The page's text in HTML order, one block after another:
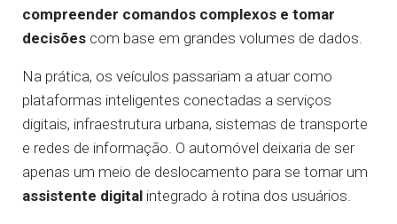
compreender comandos complexos e tomar
decisões com base em grandes volumes de dados.
Na prática, os veículos passariam a atuar como
plataformas inteligentes conectadas a serviços
digitais, infraestrutura urbana, sistemas de transporte
e redes de informação. O automóvel deixaria de ser
apenas um meio de deslocamento para se tornar um
assistente digital integrado à rotina dos usuários.